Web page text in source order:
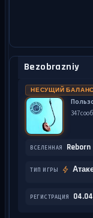
Bezobrazniy
НЕСУЩИЙ БАЛАНС
347
ВСЕЛЕННАЯ Reborn
ТИП ИГРЫ
РЕГИСТРАЦИЯ